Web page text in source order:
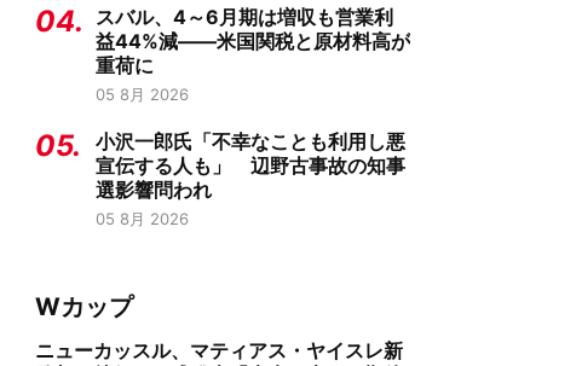
04.
スバル、4～6月期は増収も営業利
益44%減——米国関税と原材料高が
重荷に
05 8月 2026
05.
小沢一郎氏「不幸なことも利用し悪
宣伝する人も」 辺野古事故の知事
選影響問われ
05 8月 2026
Wカップ
ニューカッスル、マティアス・ヤイスレ新